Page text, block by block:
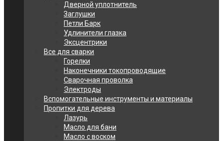
Дверной уплотнитель
Заглушки
Петли Барк
Удлинители глазка
Эксцентрики
Все для сварки
Горелки
Наконечники токопроводящие
Сварочная проволка
Электроды
Вспомогательные инструменты и материалы
Пропитки для дерева
Лазурь
Масло для бани
Масло с воском